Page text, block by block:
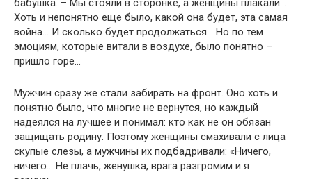
Хоть и непонятно еще было, какой она будет, эта самая
война… И сколько будет продолжаться… Но по тем
эмоциям, которые витали в воздухе, было понятно –
пришло горе…
Мужчин сразу же стали забирать на фронт. Оно хоть и
понятно было, что многие не вернутся, но каждый
надеялся на лучшее и понимал: кто как не он обязан
защищать родину. Поэтому женщины смахивали с лица
скупые слезы, а мужчины их подбадривали: «Ничего,
ничего… Не плачь, женушка, врага разгромим и я